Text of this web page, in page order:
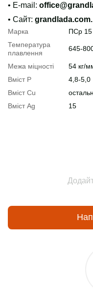
• E-mail:
• Сайт: grandlada.com.
Марка
ПСр 15
Температура
плавлення
645-
Межа міцності
54 кг/
Вміст P
4,8-5,0
Вміст Cu
Вміст Ag
15